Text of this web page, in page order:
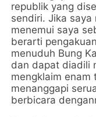
republik yang
sendiri. Jika
menemui saya
berarti
menuduh Bung
dan dapat diadili
mengklaim enam
menanggapi
berbicara